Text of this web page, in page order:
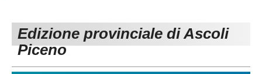
Carica la tua Rosa
1^ CATEGORIA
Edizione provinciale di Ascoli
Piceno